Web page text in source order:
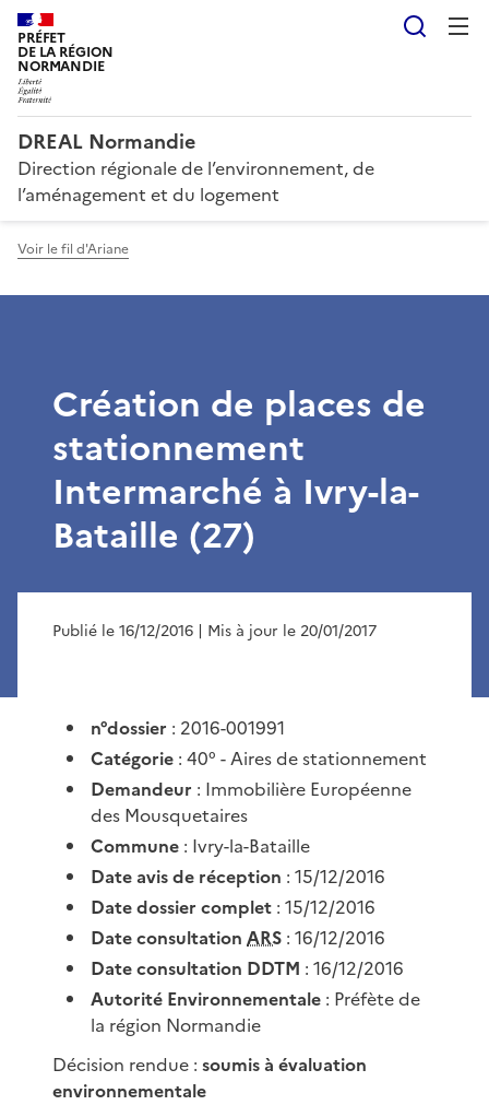
PRÉFET
DE LA RÉGION
NORMANDIE
DREAL Normandie
Direction régionale de l’environnement, de
l’aménagement et du logement
Voir le fil d'Ariane
Création de places de
stationnement
Intermarché à Ivry-la-
Bataille (27)
Publié le 16/12/2016 | Mis à jour le 20/01/2017
n°dossier : 2016-001991
Catégorie : 40° - Aires de stationnement
Demandeur : Immobilière Européenne
des Mousquetaires
Commune : Ivry-la-Bataille
Date avis de réception : 15/12/2016
Date dossier complet : 15/12/2016
Date consultationARS : 16/12/2016
Date consultation DDTM : 16/12/2016
Autorité Environnementale : Préfète de
la région Normandie
Décision rendue : soumis à évaluation
environnementale